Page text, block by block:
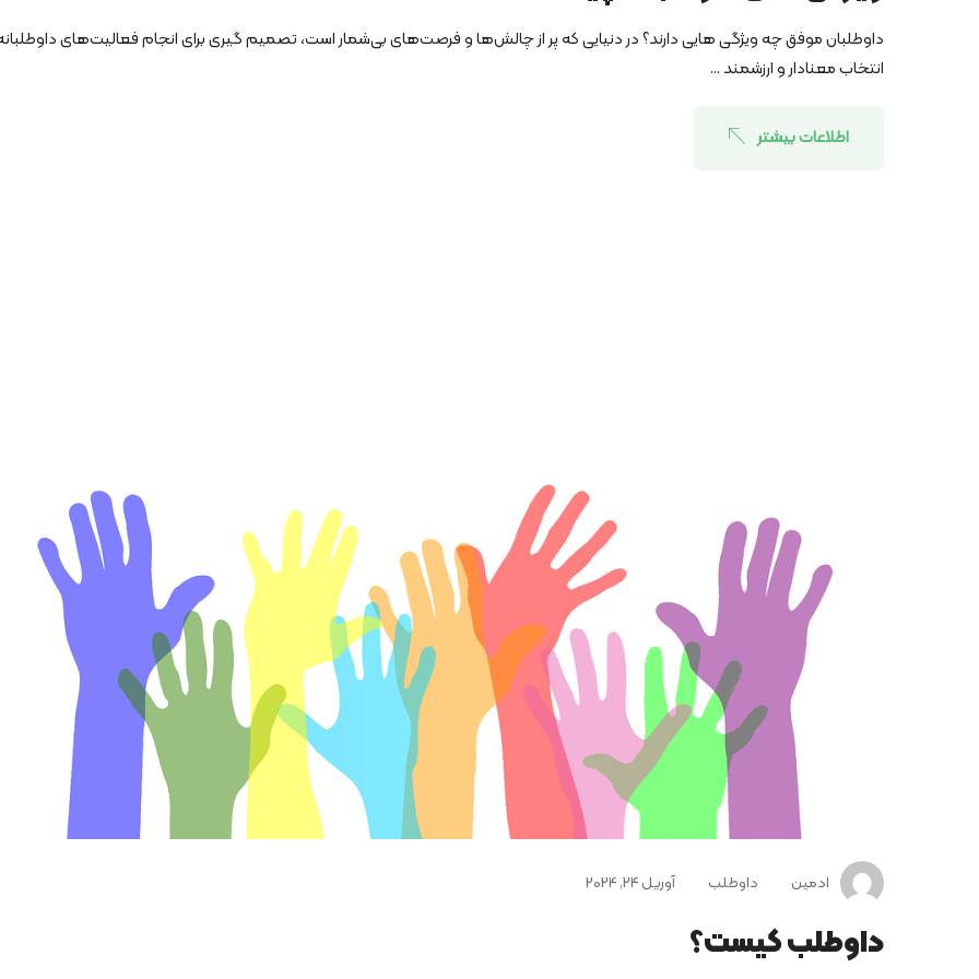
داوطلبان موفق چه ویژگی­ هایی دارند؟ در دنیایی که پر از چالش‌ها و فرصت‌های بی‌شمار است، تصمیم گیری برای انجام فعالیت‌های
انتخاب معنادار و ارزشمند ...
اطلاعات بیشتر
ادمین داوطلب آوریل 24, 2024
داوطلب کیست؟